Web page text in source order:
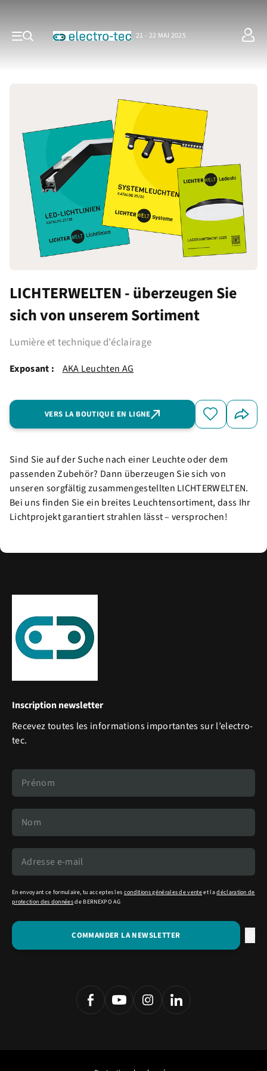
21 - 22 MAI 2025
LICHTERWELTEN - überzeugen Sie
sich von unserem Sortiment
Lumière et technique d'éclairage
Exposant : AKA Leuchten AG
VERS LA BOUTIQUE EN LIGNE
Sind Sie auf der Suche nach einer Leuchte oder dem
passenden Zubehör? Dann überzeugen Sie sich von
unseren sorgfältig zusammengestellten LICHTERWELTEN.
Bei uns finden Sie ein breites Leuchtensortiment, dass Ihr
Lichtprojekt garantiert strahlen lässt – versprochen!
Inscription newsletter
Recevez toutes les informations importantes sur l’electro-
tec.
En envoyant ce formulaire, tu acceptes les conditions générales de venteet ladéclaration de
protection des donnéesde BERNEXPO AG